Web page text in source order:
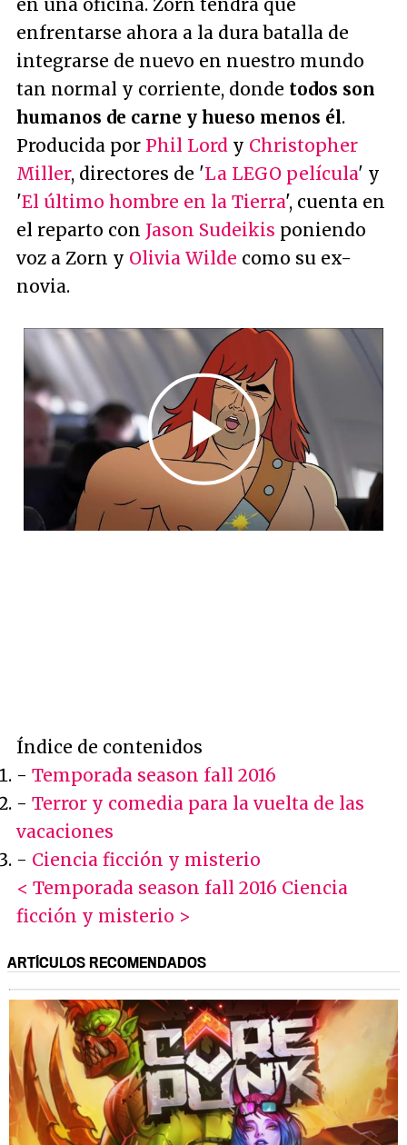
en una oficina. Zorn tendrá que
enfrentarse ahora a la dura batalla de
integrarse de nuevo en nuestro mundo
tan normal y corriente, donde todos son
humanos de carne y hueso menos él.
Producida por Phil Lord y Christopher
Miller, directores de 'La LEGO película' y
'El último hombre en la Tierra', cuenta en
el reparto con Jason Sudeikis poniendo
voz a Zorn y Olivia Wilde como su ex-
novia.
Índice de contenidos
- Temporada season fall 2016
- Terror y comedia para la vuelta de las
vacaciones
- Ciencia ficción y misterio
< Temporada season fall 2016 Ciencia
ficción y misterio >
ARTÍCULOS RECOMENDADOS